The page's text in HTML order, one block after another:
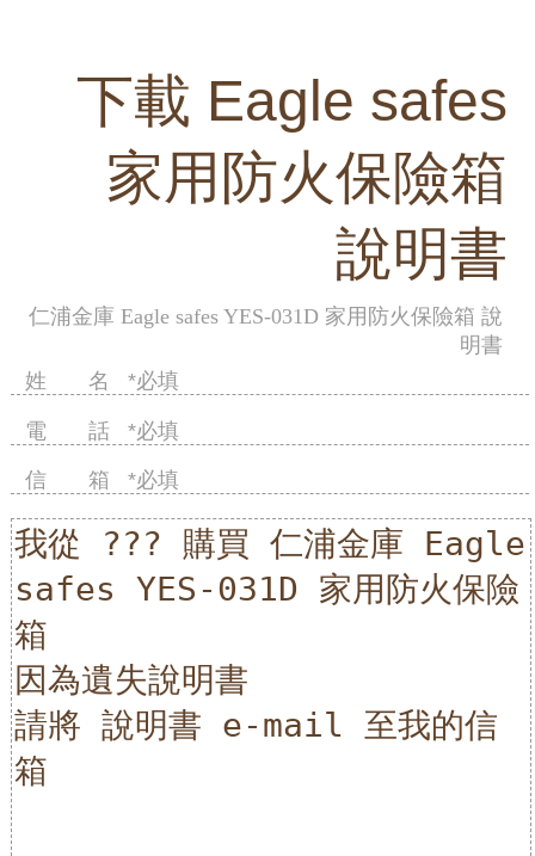
下載 Eagle safes
家用防火保險箱
說明書
仁浦金庫 Eagle safes YES-031D 家用防火保險箱 說
明書